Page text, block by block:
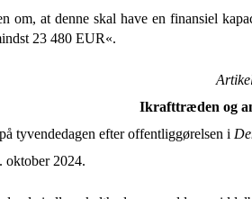
om, at denne skal have en finansiel
23 480 EUR«.
Ikrafttræden og
tyvendedagen efter offentliggørelsen i
oktober 2024.